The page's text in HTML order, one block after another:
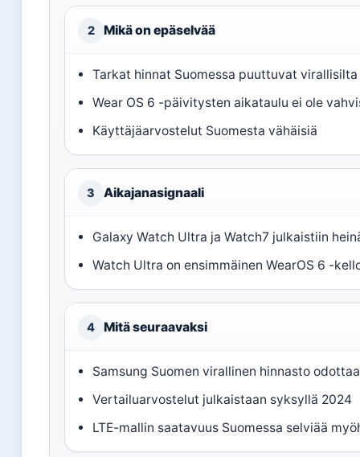
2 Mikä on epäselvää
Tarkat hinnat Suomessa puuttuvat
Wear OS 6 -päivitysten aikataulu ei ole
Käyttäjäarvostelut Suomesta vähäisiä
3 Aikajanasignaali
Galaxy Watch Ultra ja Watch7 julkaistiin
Watch Ultra on ensimmäinen WearOS 6 -
4 Mitä seuraavaksi
Samsung Suomen virallinen hinnasto
Vertailuarvostelut julkaistaan syksyllä 2024
LTE-mallin saatavuus Suomessa selviää